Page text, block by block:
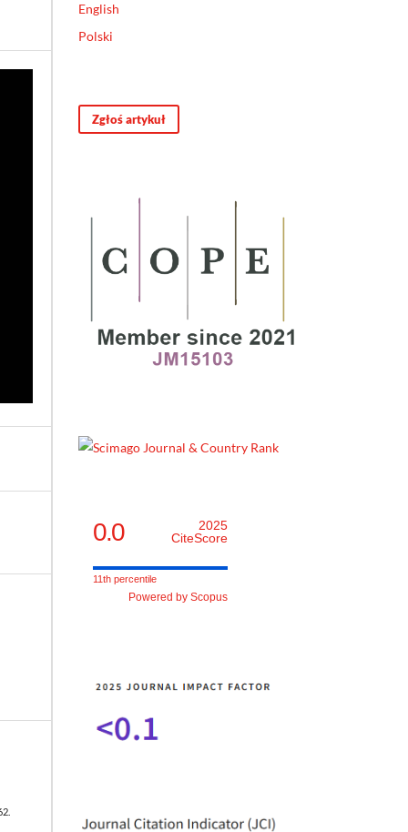
English
Polski
Zgłoś artykuł
0.0
2025
CiteScore
11th percentile
Powered by Scopus